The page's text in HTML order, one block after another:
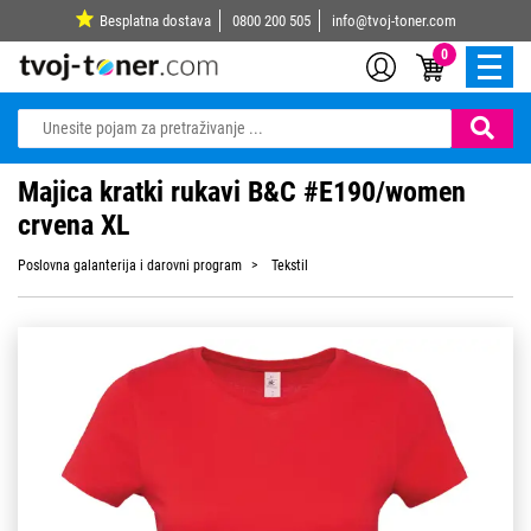
Besplatna dostava 0800 200 505 info@tvoj-toner.com
0
Majica kratki rukavi B&C #E190/women
crvena XL
Poslovna galanterija i darovni program Tekstil